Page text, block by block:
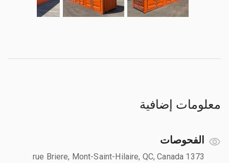
معلومات إضافية
الفحوصات
1373 rue Briere, Mont-Saint-Hilaire, QC, Canada